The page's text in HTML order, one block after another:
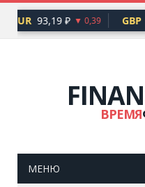
EUR 93,19 ₽ ▼ 0,39 GBP
ВРЕМЯ
МЕНЮ